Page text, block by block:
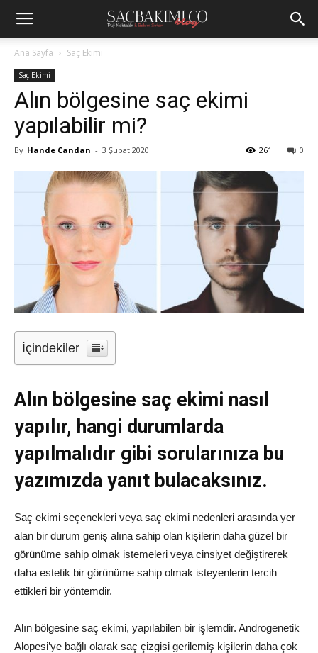
Ana Sayfa Saç Ekimi
Saç Ekimi
Alın bölgesine saç ekimi
yapılabilir mi?
By Hande Candan - 3 Şubat 2020 0
261
İçindekiler
Alın bölgesine saç ekimi nasıl
yapılır, hangi durumlarda
yapılmalıdır gibi sorularınıza bu
yazımızda yanıt bulacaksınız.
Saç ekimi seçenekleri veya saç ekimi nedenleri arasında yer
alan bir durum geniş alına sahip olan kişilerin daha güzel bir
görünüme sahip olmak istemeleri veya cinsiyet değiştirerek
daha estetik bir görünüme sahip olmak isteyenlerin tercih
ettikleri bir yöntemdir.
Alın bölgesine saç ekimi, yapılabilen bir işlemdir. Androgenetik
Alopesi’ye bağlı olarak saç çizgisi gerilemiş kişilerin daha çok